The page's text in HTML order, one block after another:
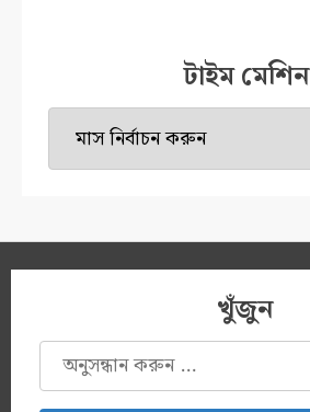
টাইম মেশিন
টাইম
মেশিন
খুঁজুন
অনুসন্ধানঃ